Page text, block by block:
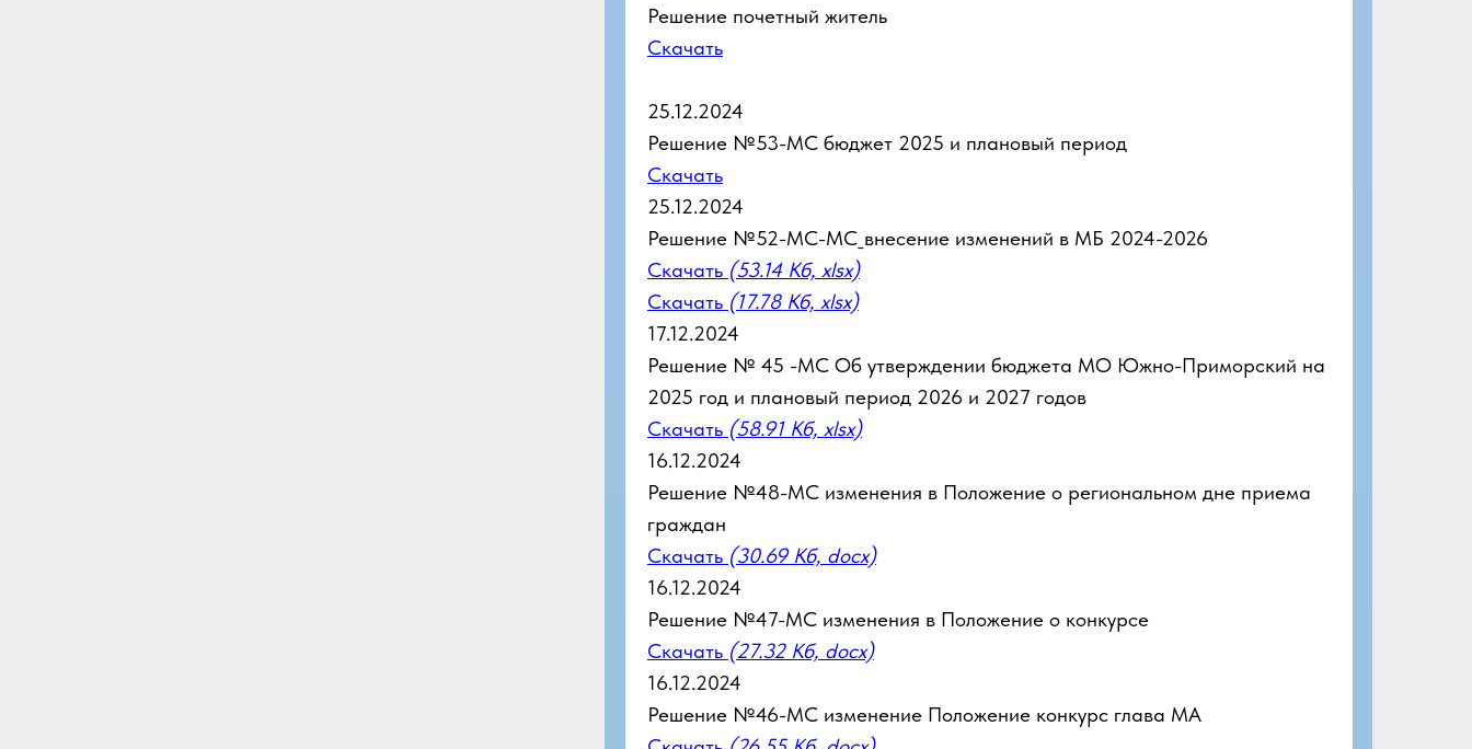
Решение почетный житель
Скачать
25.12.2024
Решение №53-МС бюджет 2025 и плановый период
Скачать
25.12.2024
Решение №52-МС-МС_внесение изменений в МБ 2024-2026
Скачать (53.14 Кб, xlsx)
Скачать (17.78 Кб, xlsx)
17.12.2024
Решение № 45 -МС Об утверждении бюджета МО Южно-Приморский на
2025 год и плановый период 2026 и 2027 годов
Скачать (58.91 Кб, xlsx)
16.12.2024
Решение №48-МС изменения в Положение о региональном дне приема
граждан
Скачать (30.69 Кб, docx)
16.12.2024
Решение №47-МС изменения в Положение о конкурсе
Скачать (27.32 Кб, docx)
16.12.2024
Решение №46-МС изменение Положение конкурс глава МА